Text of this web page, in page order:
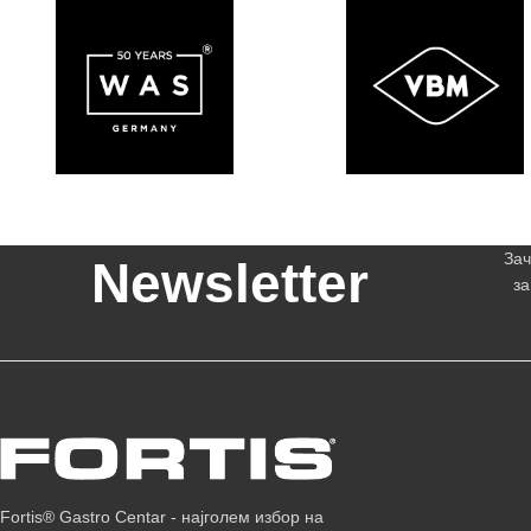
Newsletter
Fortis® Gastro Centar - најголем избор на